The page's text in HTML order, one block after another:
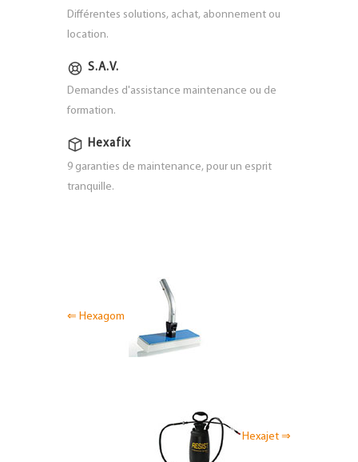
Différentes solutions, achat, abonnement ou
location.
S.A.V.
Demandes d'assistance maintenance ou de
formation.
Hexafix
9 garanties de maintenance, pour un esprit
tranquille.
⇐ Hexagom
Hexajet ⇒